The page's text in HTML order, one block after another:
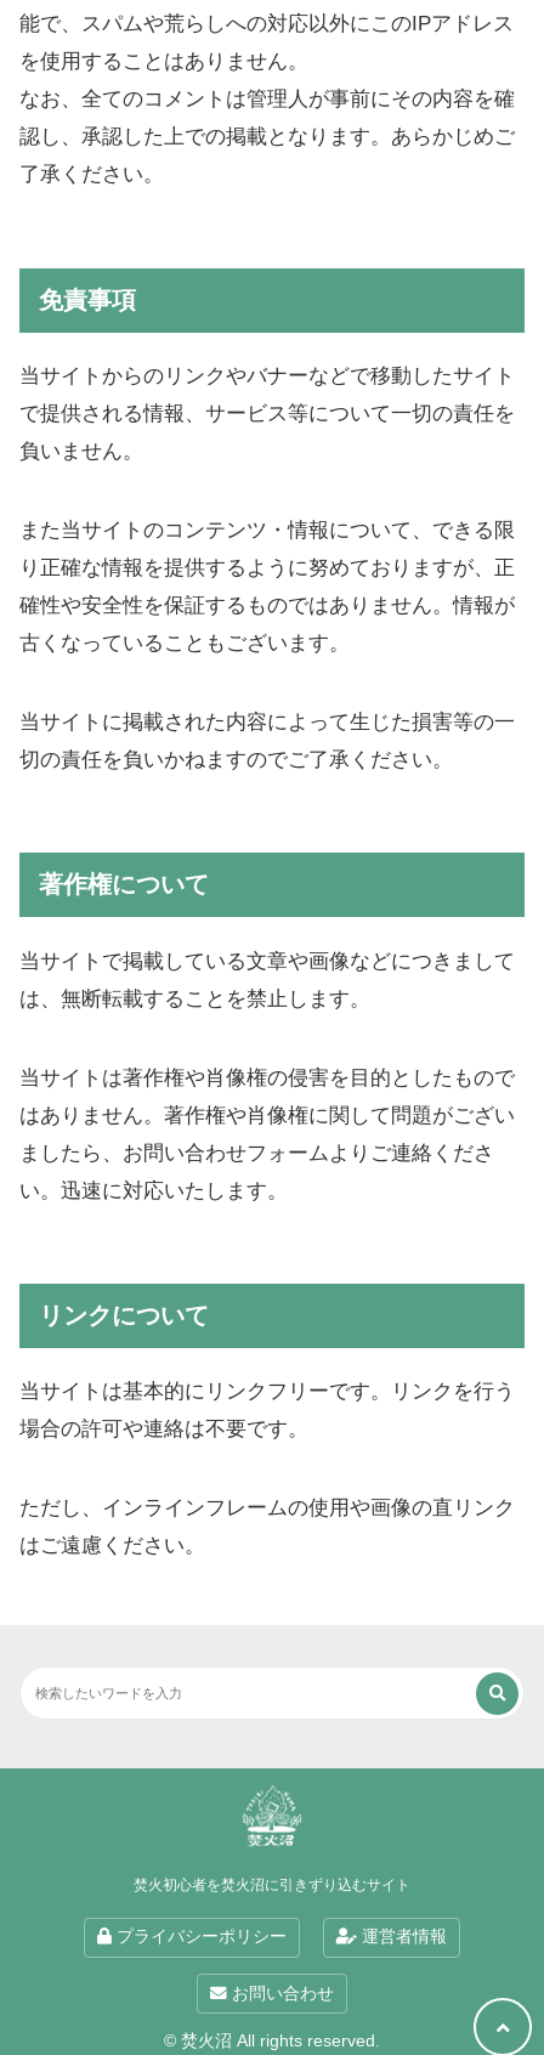
能で、スパムや荒らしへの対応以外にこのIPアドレス
を使用することはありません。
なお、全てのコメントは管理人が事前にその内容を確
認し、承認した上での掲載となります。あらかじめご
了承ください。
免責事項
当サイトからのリンクやバナーなどで移動したサイト
で提供される情報、サービス等について一切の責任を
負いません。
また当サイトのコンテンツ・情報について、できる限
り正確な情報を提供するように努めておりますが、正
確性や安全性を保証するものではありません。情報が
古くなっていることもございます。
当サイトに掲載された内容によって生じた損害等の一
切の責任を負いかねますのでご了承ください。
著作権について
当サイトで掲載している文章や画像などにつきまして
は、無断転載することを禁止します。
当サイトは著作権や肖像権の侵害を目的としたもので
はありません。著作権や肖像権に関して問題がござい
ましたら、お問い合わせフォームよりご連絡くださ
い。迅速に対応いたします。
リンクについて
当サイトは基本的にリンクフリーです。リンクを行う
場合の許可や連絡は不要です。
ただし、インラインフレームの使用や画像の直リンク
はご遠慮ください。
焚火初心者を焚火沼に引きずり込むサイト
プライバシーポリシー 運営者情報
お問い合わせ
© 焚火沼 All rights reserved.